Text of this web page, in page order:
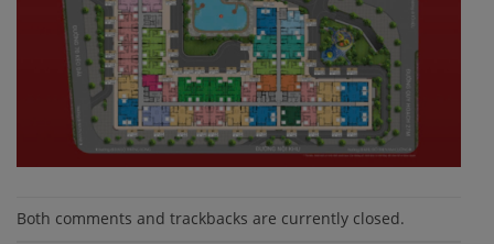
Both comments and trackbacks are currently closed.